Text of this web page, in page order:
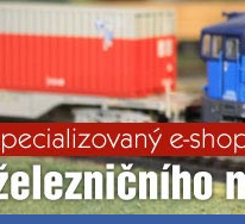
Železniční